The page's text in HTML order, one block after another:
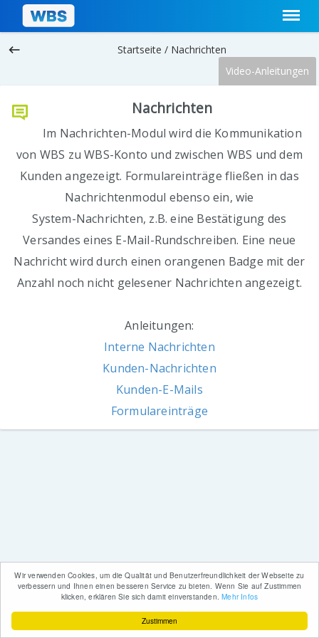
Zustimmen
Wir verwenden Cookies, um die Qualität und Benutzerfreundlichkeit der Webseite zu
verbessern und Ihnen einen besseren Service zu bieten. Wenn Sie auf Zustimmen
klicken, erklären Sie sich damit einverstanden.Mehr Infos
keyboard_backspace Startseite / Nachrichten
Video-Anleitungen
Nachrichten
Im Nachrichten-Modul wird die Kommunikation
von WBS zu WBS-Konto und zwischen WBS und dem
Kunden angezeigt. Formulareinträge fließen in das
Nachrichtenmodul ebenso ein, wie
System-Nachrichten, z.B. eine Bestätigung des
Versandes eines E-Mail-Rundschreiben. Eine neue
Nachricht wird durch einen orangenen Badge mit der
Anzahl noch nicht gelesener Nachrichten angezeigt.
Anleitungen:
Interne Nachrichten
Kunden-Nachrichten
Kunden-E-Mails
Formulareinträge